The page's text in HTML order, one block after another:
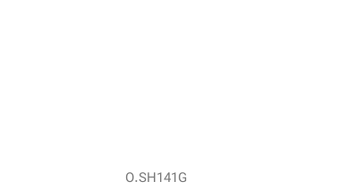
O.SH141G